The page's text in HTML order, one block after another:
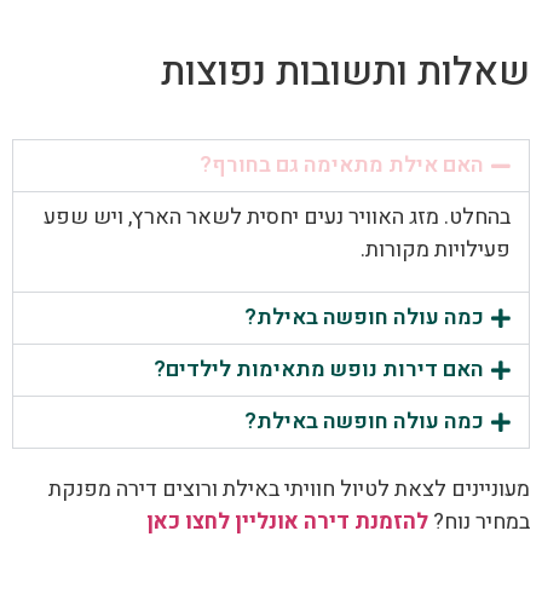
שאלות ותשובות נפוצות
האם אילת מתאימה גם בחורף?
בהחלט. מזג האוויר נעים יחסית לשאר הארץ, ויש שפע
פעילויות מקורות.
כמה עולה חופשה באילת?
האם דירות נופש מתאימות לילדים?
כמה עולה חופשה באילת?
מעוניינים לצאת לטיול חוויתי באילת ורוצים דירה מפנקת
במחיר נוח?להזמנת דירה אונליין לחצו כאן